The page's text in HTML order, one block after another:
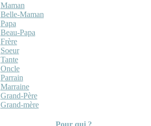
Maman
Belle-Maman
Papa
Beau-Papa
Frère
Soeur
Tante
Oncle
Parrain
Marraine
Grand-Père
Grand-mère
Pour qui ?